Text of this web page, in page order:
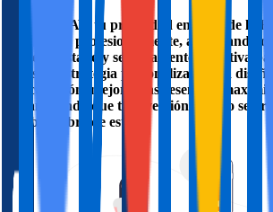
Con DYGAV, tu propiedad en Pilar de la
gestionada profesionalmente, asegurando
perfecto estado y sea altamente atractiva
Nuestra estrategia personalizada está
la ocupación, mejorar las reseñas y
garantizando que tu inversión no solo sea
también libre de estrés.